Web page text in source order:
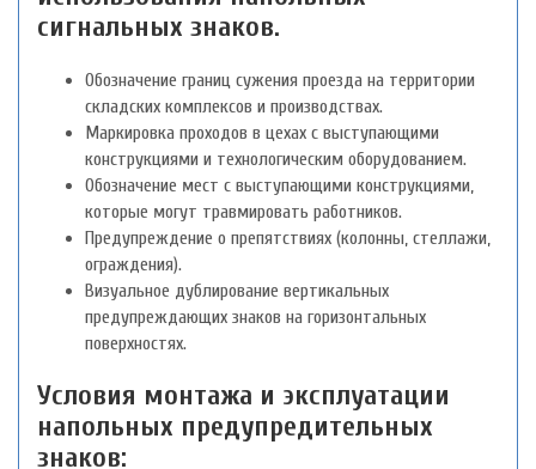
сигнальных знаков.
Обозначение границ сужения проезда на территории
складских комплексов и производствах.
Маркировка проходов в цехах с выступающими
конструкциями и технологическим оборудованием.
Обозначение мест с выступающими конструкциями,
которые могут травмировать работников.
Предупреждение о препятствиях (колонны, стеллажи,
ограждения).
Визуальное дублирование вертикальных
предупреждающих знаков на горизонтальных
поверхностях.
Условия монтажа и эксплуатации
напольных предупредительных
знаков: